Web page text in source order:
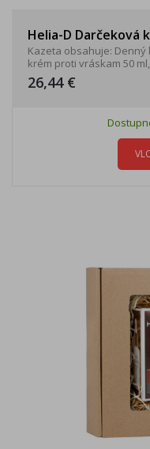
Helia-D Darčeková
Kazeta obsahuje: Denný
krém proti vráskam 50 ml,
26,44 €